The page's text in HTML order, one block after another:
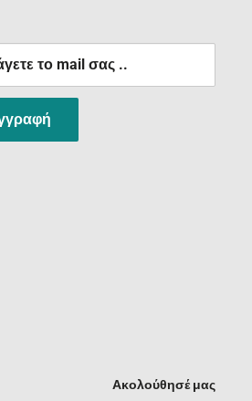
το mail σας ..
Ακολούθησέ μας